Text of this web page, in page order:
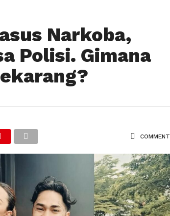
Narkoba,
Polisi. Gimana
COMMENT